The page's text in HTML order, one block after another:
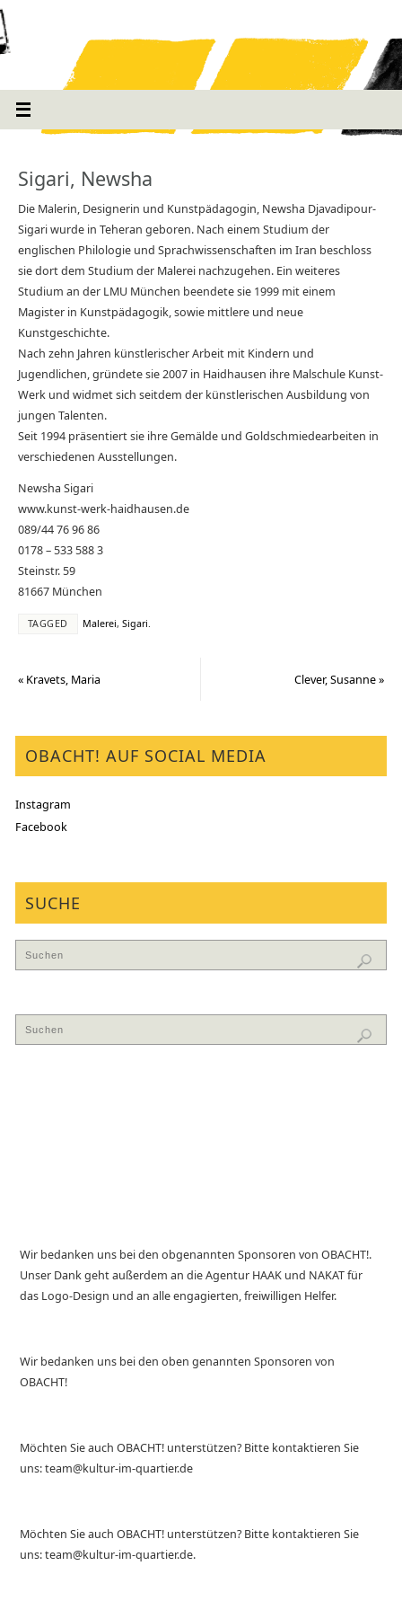
Sigari, Newsha
Die Malerin, Designerin und Kunstpädagogin, Newsha Djavadipour-
Sigari wurde in Teheran geboren. Nach einem Studium der
englischen Philologie und Sprachwissenschaften im Iran beschloss
sie dort dem Studium der Malerei nachzugehen. Ein weiteres
Studium an der LMU München beendete sie 1999 mit einem
Magister in Kunstpädagogik, sowie mittlere und neue
Kunstgeschichte.
Nach zehn Jahren künstlerischer Arbeit mit Kindern und
Jugendlichen, gründete sie 2007 in Haidhausen ihre Malschule Kunst-
Werk und widmet sich seitdem der künstlerischen Ausbildung von
jungen Talenten.
Seit 1994 präsentiert sie ihre Gemälde und Goldschmiedearbeiten in
verschiedenen Ausstellungen.
Newsha Sigari
www.kunst-werk-haidhausen.de
089/44 76 96 86
0178 – 533 588 3
Steinstr. 59
81667 München
TAGGED Malerei, Sigari.
«Kravets, Maria Clever, Susanne»
OBACHT! AUF SOCIAL MEDIA
Instagram
Facebook
SUCHE
Wir bedanken uns bei den obgenannten Sponsoren von OBACHT!.
Unser Dank geht außerdem an die Agentur HAAK und NAKAT für
das Logo-Design und an alle engagierten, freiwilligen Helfer.
Wir bedanken uns bei den oben genannten Sponsoren von
OBACHT!
Möchten Sie auch OBACHT! unterstützen? Bitte kontaktieren Sie
uns: team@kultur-im-quartier.de
Möchten Sie auch OBACHT! unterstützen? Bitte kontaktieren Sie
uns: team@kultur-im-quartier.de.